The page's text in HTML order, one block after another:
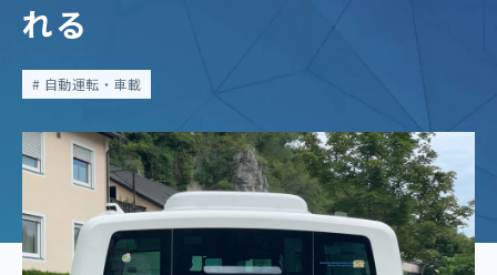
れる
自動運転・車載